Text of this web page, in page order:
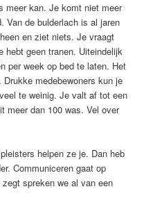
meer kan. Je komt niet meer
Van de bulderlach is al jaren
en ziet niets. Je vraagt
hebt geen tranen. Uiteindelijk
per week op bed te laten. Het
medebewoners kun je
te weinig. Je valt af tot een
meer dan 100 was. Vel over
helpen ze je. Dan heb
Communiceren gaat op
spreken we al van een